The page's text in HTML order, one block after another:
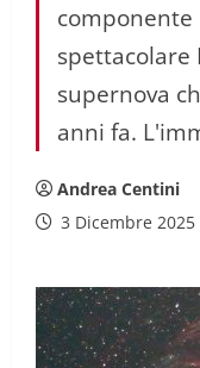
componente
spettacolare
supernova
anni fa.
Andrea Centini
3 Dicembre 2025